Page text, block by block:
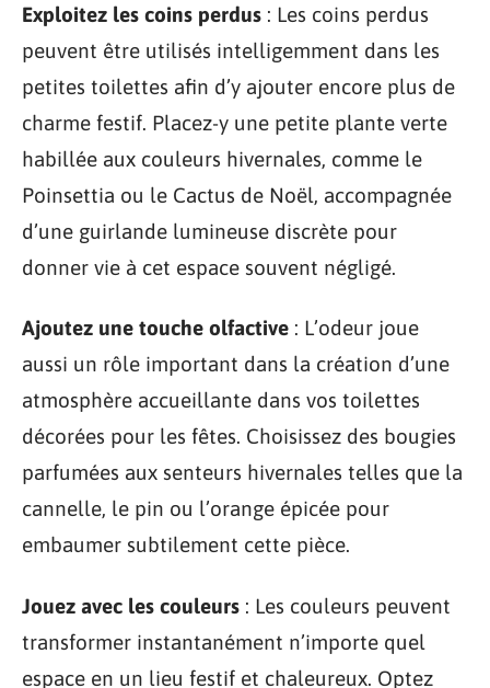
Exploitez les coins perdus : Les coins perdus
peuvent être utilisés intelligemment dans les
petites toilettes afin d’y ajouter encore plus de
charme festif. Placez-y une petite plante verte
habillée aux couleurs hivernales, comme le
Poinsettia ou le Cactus de Noël, accompagnée
d’une guirlande lumineuse discrète pour
donner vie à cet espace souvent négligé.
Ajoutez une touche olfactive : L’odeur joue
aussi un rôle important dans la création d’une
atmosphère accueillante dans vos toilettes
décorées pour les fêtes. Choisissez des bougies
parfumées aux senteurs hivernales telles que la
cannelle, le pin ou l’orange épicée pour
embaumer subtilement cette pièce.
Jouez avec les couleurs : Les couleurs peuvent
transformer instantanément n’importe quel
espace en un lieu festif et chaleureux. Optez